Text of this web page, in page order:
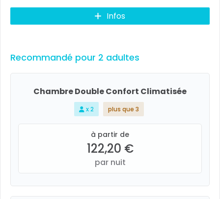
Infos
Recommandé pour 2 adultes
Chambre Double Confort Climatisée
x 2 plus que 3
à partir de
122,20 €
par nuit